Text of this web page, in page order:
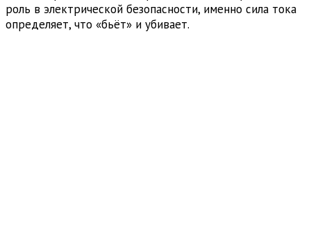
роль в электрической безопасности, именно сила тока
определяет, что «бьёт» и убивает.